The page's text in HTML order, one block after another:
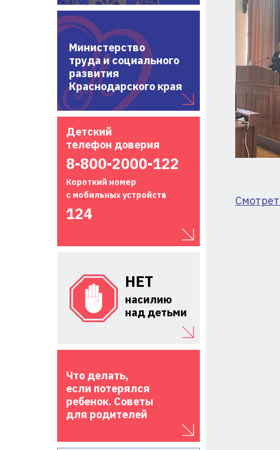
Министерство
труда и социального
развития
Краснодарского края
Детский
телефон доверия
8-800-2000-122
Короткий номер
с мобильных устройств
124
НЕТ
насилию
над детьми
Что делать,
если потерялся
ребенок. Советы
для родителей